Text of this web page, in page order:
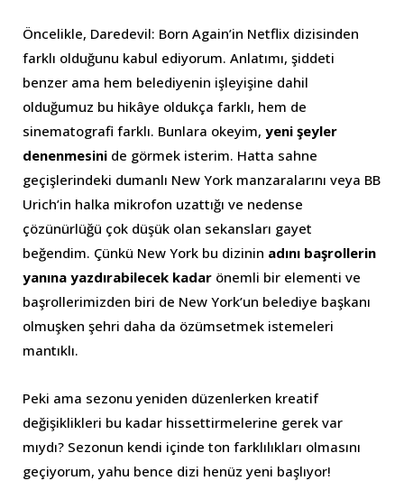
Öncelikle, Daredevil: Born Again’in Netflix dizisinden
farklı olduğunu kabul ediyorum. Anlatımı, şiddeti
benzer ama hem belediyenin işleyişine dahil
olduğumuz bu hikâye oldukça farklı, hem de
sinematografi farklı. Bunlara okeyim, yeni şeyler
denenmesini de görmek isterim. Hatta sahne
geçişlerindeki dumanlı New York manzaralarını veya BB
Urich’in halka mikrofon uzattığı ve nedense
çözünürlüğü çok düşük olan sekansları gayet
beğendim. Çünkü New York bu dizinin adını başrollerin
yanına yazdırabilecek kadar önemli bir elementi ve
başrollerimizden biri de New York’un belediye başkanı
olmuşken şehri daha da özümsetmek istemeleri
mantıklı.
Peki ama sezonu yeniden düzenlerken kreatif
değişiklikleri bu kadar hissettirmelerine gerek var
mıydı? Sezonun kendi içinde ton farklılıkları olmasını
geçiyorum, yahu bence dizi henüz yeni başlıyor!